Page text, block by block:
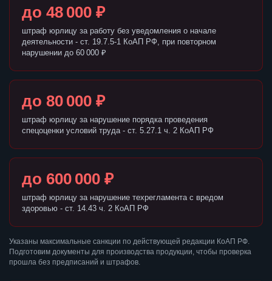
до 48 000 ₽
штраф юрлицу за работу без уведомления о начале
деятельности - ст. 19.7.5-1 КоАП РФ, при повторном
нарушении до 60 000 ₽
до 80 000 ₽
штраф юрлицу за нарушение порядка проведения
спецоценки условий труда - ст. 5.27.1 ч. 2 КоАП РФ
до 600 000 ₽
штраф юрлицу за нарушение техрегламента с вредом
здоровью - ст. 14.43 ч. 2 КоАП РФ
Указаны максимальные санкции по действующей редакции КоАП РФ.
Подготовим документы для производства продукции, чтобы проверка
прошла без предписаний и штрафов.